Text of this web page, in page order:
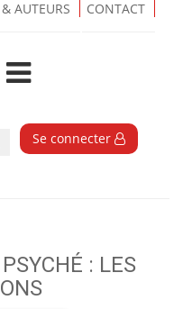
AUTEURS CONTACT
Se connecter
: LES